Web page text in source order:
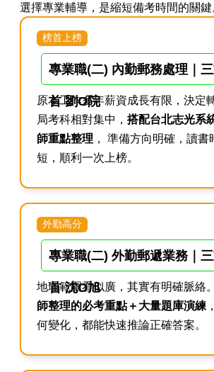
選擇專業輔導，是縮短備考時間的關鍵
榜首上榜
專業職(二) 內勤郵務處理｜
首 劉O院
原本工作多年薪資成長有限，決定
局考科相對集中， 搭配台北志光系
師重點整理 ， 準備方向明確，讀書
短，順利一次上榜。
外勤高分
專業職(二) 外勤郵遞業務｜
首 沈O旭
地理範圍看似廣，其實有明確脈絡
師整理的必考重點＋大量題庫演練
何變化，都能快速推論正確答案。